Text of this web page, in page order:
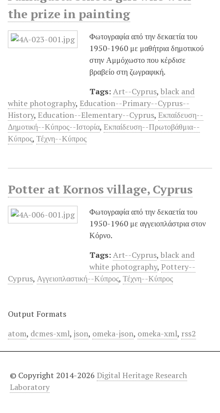
the prize in painting
Φωτογραφία από την δεκαετία του
1950-1960 με μαθήτρια δημοτικού
στην Αμμόχωστο που κέρδισε
βραβείο στη ζωγραφική.
Tags:Art--Cyprus, black and
white photography, Education--Primary--Cyprus--
History, Εducation--Elementary--Cyprus, Εκπαίδευση--
Δημοτική--Κύπρος--Ιστορία, Εκπαίδευση--Πρωτοβάθμια--
Κύπρος, Τέχνη--Κύπρος
Potter at Kornos village, Cyprus
Φωτογραφία από την δεκαετία του
1950-1960 με αγγειοπλάστρια στον
Κόρνο.
Tags:Art--Cyprus, black and
white photography, Pottery--
Cyprus, Αγγειοπλαστική--Κύπρος, Τέχνη--Κύπρος
Output Formats
atom, dcmes-xml, json, omeka-json, omeka-xml, rss2
© Copyright 2014-2026 Digital Heritage Research
Laboratory